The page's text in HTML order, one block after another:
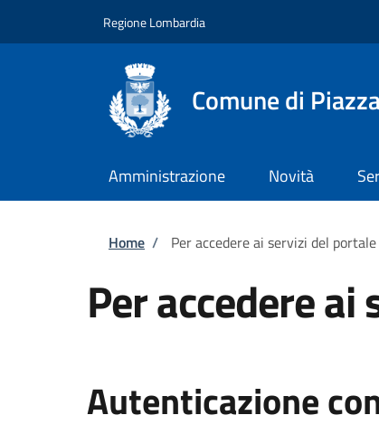
Regione Lombardia
Comune di
Amministrazione Novità
Briciole di pane
Home / Per accedere ai servizi del
Per accedere
Autenticazione